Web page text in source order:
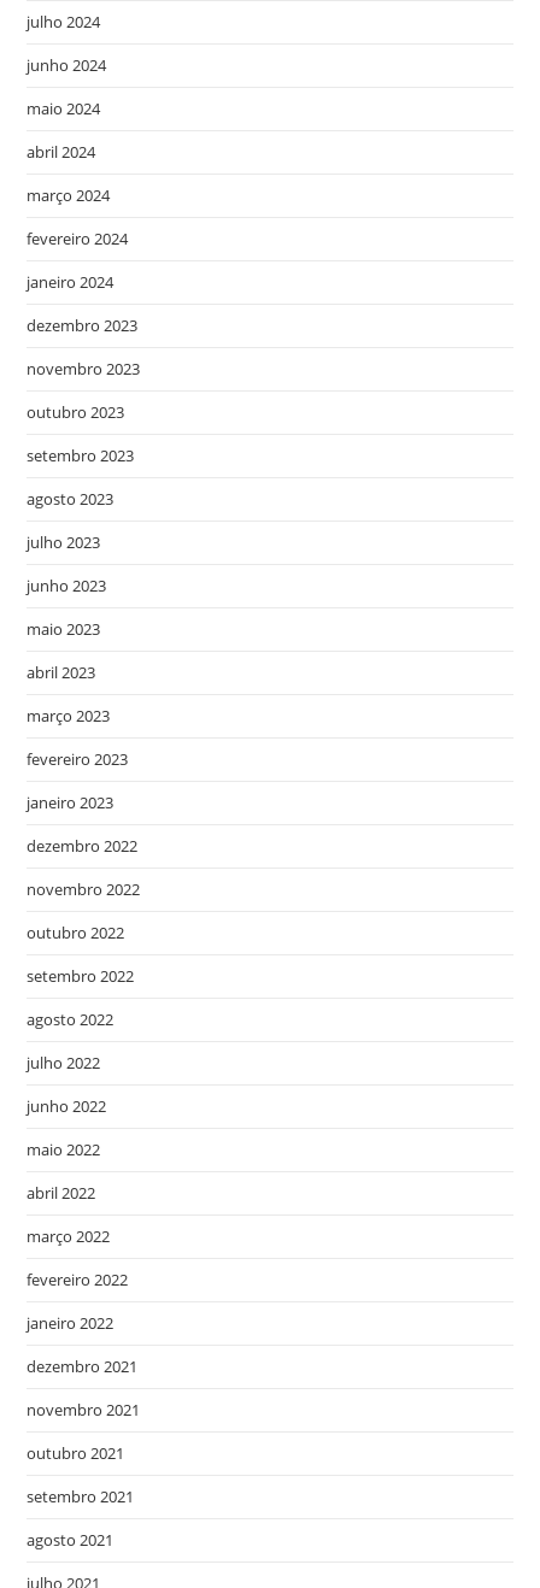
julho 2024
junho 2024
maio 2024
abril 2024
março 2024
fevereiro 2024
janeiro 2024
dezembro 2023
novembro 2023
outubro 2023
setembro 2023
agosto 2023
julho 2023
junho 2023
maio 2023
abril 2023
março 2023
fevereiro 2023
janeiro 2023
dezembro 2022
novembro 2022
outubro 2022
setembro 2022
agosto 2022
julho 2022
junho 2022
maio 2022
abril 2022
março 2022
fevereiro 2022
janeiro 2022
dezembro 2021
novembro 2021
outubro 2021
setembro 2021
agosto 2021
julho 2021